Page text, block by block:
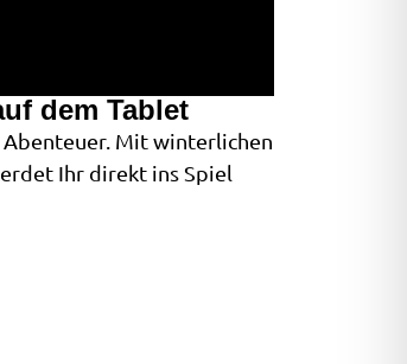
dem Tablet
Abenteuer. Mit winterlichen
Ihr direkt ins Spiel